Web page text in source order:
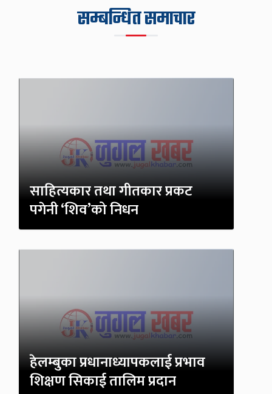
सम्बन्धित समाचार
साहित्यकार तथा गीतकार प्रकट
पगेनी ‘शिव’को निधन
हेलम्बुका प्रधानाध्यापकलाई प्रभाव
शिक्षण सिकाई तालिम प्रदान